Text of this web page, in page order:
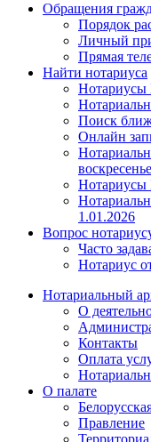
Обращения
Порядок
Личный
Прямая
Найти нотариуса
Нотариусы
Поиск
Онлайн
воскресенье
Нотариусы
1.01.2026
Вопрос
Часто
Нотариус
Нотариальный
О
Контакты
Оплата
О палате
Правление